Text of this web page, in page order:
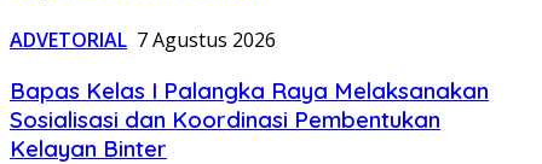
ADVETORIAL 7 Agustus 2026
Bapas Kelas I Palangka Raya Melaksanakan
Sosialisasi dan Koordinasi Pembentukan
Kelayan Binter